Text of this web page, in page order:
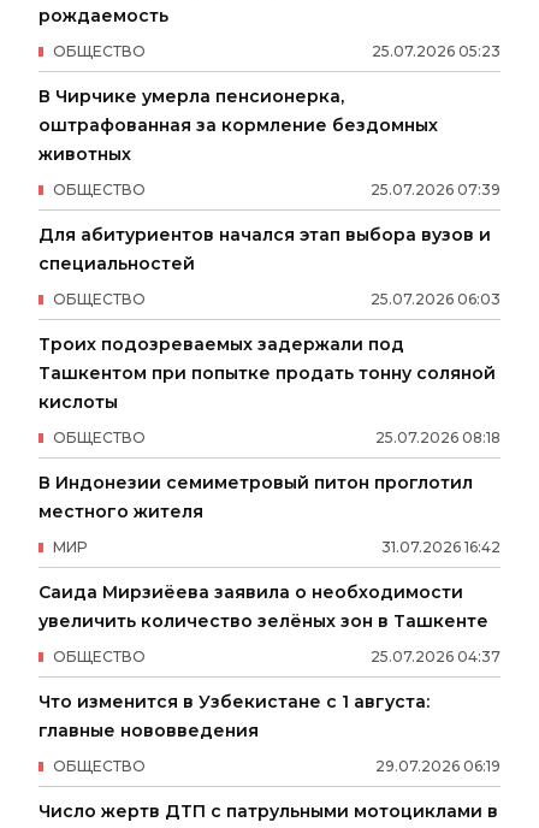
рождаемость
25.07.2026 05:23
ОБЩЕСТВО
В Чирчике умерла пенсионерка,
оштрафованная за кормление бездомных
животных
25.07.2026 07:39
ОБЩЕСТВО
Для абитуриентов начался этап выбора вузов и
специальностей
25.07.2026 06:03
ОБЩЕСТВО
Троих подозреваемых задержали под
Ташкентом при попытке продать тонну соляной
кислоты
25.07.2026 08:18
ОБЩЕСТВО
В Индонезии семиметровый питон проглотил
местного жителя
31.07.2026 16:42
МИР
Саида Мирзиёева заявила о необходимости
увеличить количество зелёных зон в Ташкенте
25.07.2026 04:37
ОБЩЕСТВО
Что изменится в Узбекистане с 1 августа:
главные нововведения
29.07.2026 06:19
ОБЩЕСТВО
Число жертв ДТП с патрульными мотоциклами в